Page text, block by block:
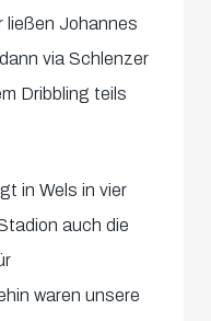
ließen Johannes
via Schlenzer
Dribbling teils
in Wels in vier
auch die
waren unsere